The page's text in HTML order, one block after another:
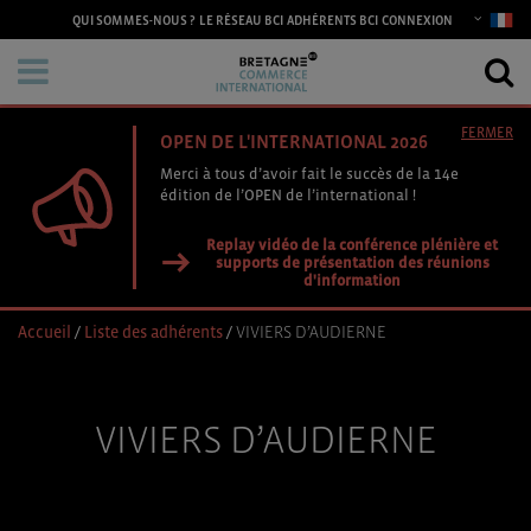
QUI SOMMES-NOUS ? LE RÉSEAU BCI ADHÉRENTS BCI CONNEXION
OPEN DE L'INTERNATIONAL 2026
Merci à tous d’avoir fait le succès de la 14e
édition de l’OPEN de l’international !
Replay vidéo de la conférence plénière et
supports de présentation des réunions
d'information
FERMER
Accueil / Liste des adhérents/VIVIERS D’AUDIERNE
VIVIERS D’AUDIERNE